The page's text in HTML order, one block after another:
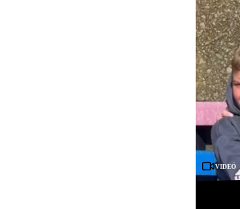
Videó